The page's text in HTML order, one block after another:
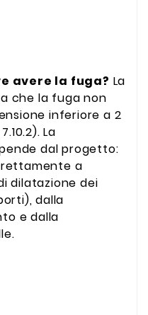
avere la fuga? La
che la fuga non
inferiore a 2
La
dal progetto:
a
dilatazione dei
dalla
e dalla